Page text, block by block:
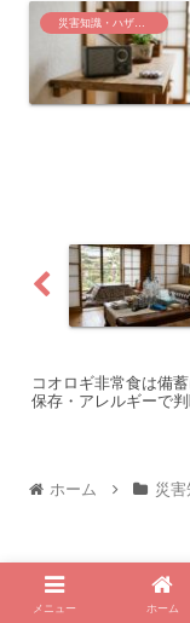
コオロギ非常食は備
保存・アレルギーで
ホーム 災
メニュー ホーム